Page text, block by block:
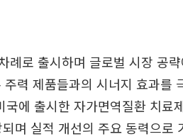
례로 출시하며 글로벌 시장 공
력 제품들과의 시너지 효과를
에 출시한 자가면역질환 치료
며 실적 개선의 주요 동력으로